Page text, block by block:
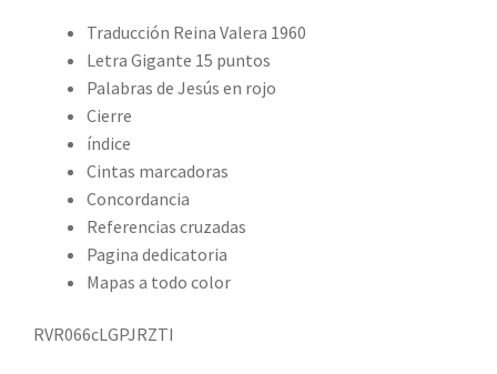
Traducción Reina Valera 1960
Letra Gigante 15 puntos
Palabras de Jesús en rojo
Cierre
índice
Cintas marcadoras
Concordancia
Referencias cruzadas
Pagina dedicatoria
Mapas a todo color
RVR066cLGPJRZTI